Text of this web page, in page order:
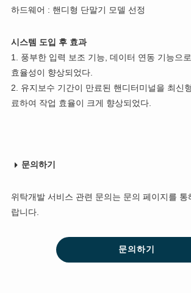
하드웨어 : 핸디형 단말기 모델 선정
시스템 도입 후 효과
1. 풍부한 입력 보조 기능, 데이터 연동 기능으
효율성이 향상되었다.
2. 유지보수 기간이 만료된 핸디터미널을 최신
료하여 작업 효율이 크게 향상되었다.
문의하기
위탁개발 서비스 관련 문의는 문의 페이지를
랍니다.
문의하기